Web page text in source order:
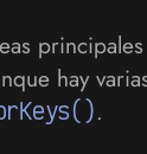
hay
.